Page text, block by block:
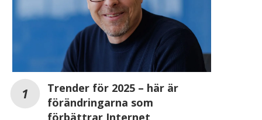
Trender för 2025 – här är
förändringarna som
förbättrar Internet